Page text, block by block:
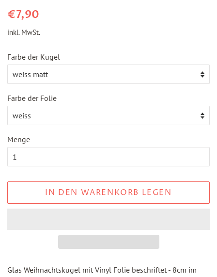
Normaler
€7,90
inkl. MwSt.
Farbe der Kugel
Farbe der Folie
Menge
IN DEN WARENKORB LEGEN
Glas Weihnachtskugel mit Vinyl Folie beschriftet - 8cm im